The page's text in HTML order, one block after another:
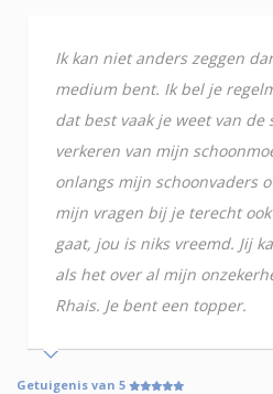
Ik kan niet anders zeggen
medium bent. Ik bel je
dat best vaak je weet van
verkeren van mijn
onlangs mijn schoonvaders
mijn vragen bij je terecht
gaat, jou is niks vreemd. Jij
als het over al mijn
Rhais. Je bent een topper.
Getuigenis van 5